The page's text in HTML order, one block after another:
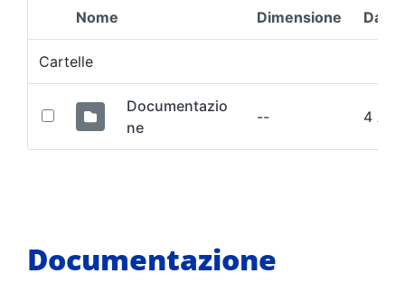
Elemento Selezionato
Nome Dimensione Data
Cartelle
Documentazio
ne
-- 4
Documentazione